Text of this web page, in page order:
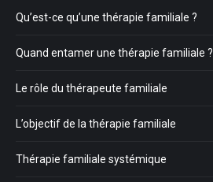
Qu’est-ce qu’une thérapie familiale ?
Quand entamer une thérapie familiale ?
Le rôle du thérapeute familiale
L’objectif de la thérapie familiale
Thérapie familiale systémique